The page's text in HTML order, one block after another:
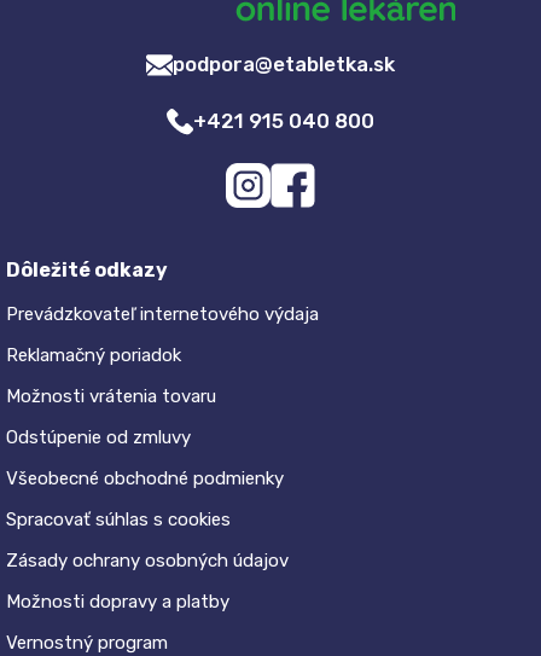
podpora@etabletka.sk
+421 915 040 800
Dôležité odkazy
Prevádzkovateľ internetového výdaja
Reklamačný poriadok
Možnosti vrátenia tovaru
Odstúpenie od zmluvy
Všeobecné obchodné podmienky
Spracovať súhlas s cookies
Zásady ochrany osobných údajov
Možnosti dopravy a platby
Vernostný program